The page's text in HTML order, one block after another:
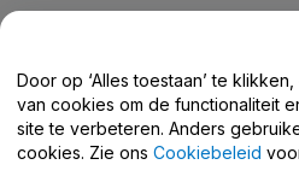
Helpcentrum / Neem
Door op ‘Alles toestaan’ te
van cookies om de functionaliteit
site te verbeteren. Anders
cookies. Zie ons Cookiebeleid